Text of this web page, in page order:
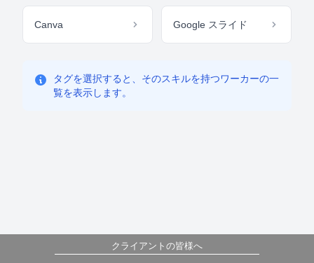
Canva Google スライド
タグを選択すると、そのスキルを持つワーカーの一
覧を表示します。
クライアントの皆様へ